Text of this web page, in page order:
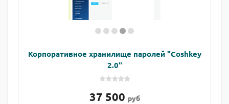
Корпоративное хранилище паролей "Coshkey
2.0"
37 500 руб